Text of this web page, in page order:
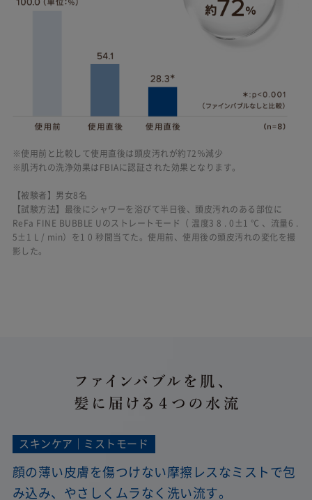
※使用前と比較して使用直後は頭皮汚れが約72％減少
※肌汚れの洗浄効果はFBIAに認証された効果となります。
【被験者】男女8名
【試験方法】最後にシャワーを浴びて半日後、頭皮汚れのある部位に
ReFa FINE BUBBLE Uのストレートモード（ 温度3 8 . 0±1 ℃ 、流量6 .
5±1 L / min）を1 0 秒間当てた。使用前、使用後の頭皮汚れの変化を撮
影した。
スキンケア｜ミストモード
顔の薄い皮膚を傷つけない摩擦レスなミストで包
み込み、やさしくムラなく洗い流す。